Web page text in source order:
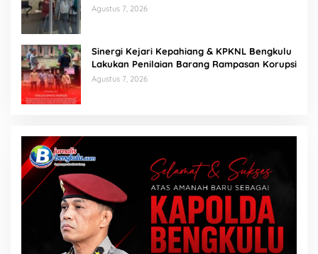
Agustus 7, 2026
Sinergi Kejari Kepahiang & KPKNL Bengkulu
Lakukan Penilaian Barang Rampasan Korupsi
Agustus 7, 2026